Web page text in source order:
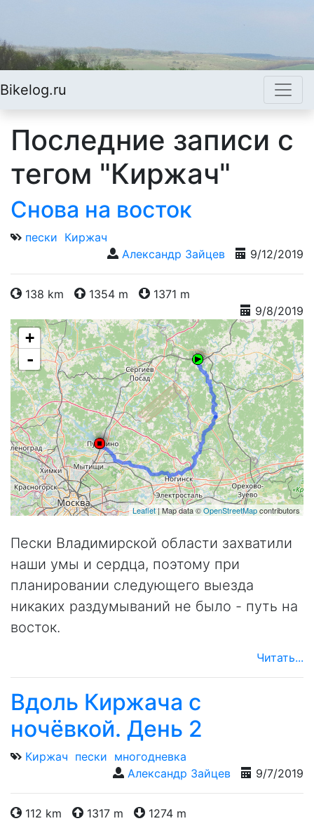
Bikelog.ru
Последние записи с
тегом "Киржач"
Снова на восток
пески Киржач
Александр Зайцев
9/12/2019
138 km 1354 m
1371 m
9/8/2019
+
-
Leaflet| Map data ©OpenStreetMapcontributors
Пески Владимирской области захватили
наши умы и сердца, поэтому при
планировании следующего выезда
никаких раздумываний не было - путь на
восток.
Читать...
Вдоль Киржача с
ночёвкой. День 2
Киржач пески многодневка
Александр Зайцев
9/7/2019
112 km 1317 m
1274 m